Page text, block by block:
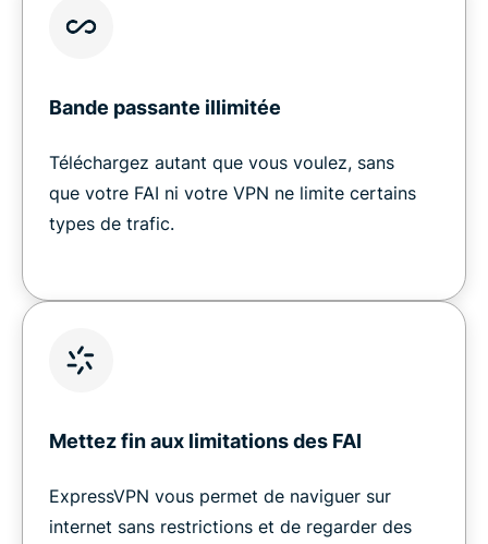
Bande passante illimitée
Téléchargez autant que vous voulez, sans
que votre FAI ni votre VPN ne limite certains
types de trafic.
Mettez fin aux limitations des FAI
ExpressVPN vous permet de naviguer sur
internet sans restrictions et de regarder des